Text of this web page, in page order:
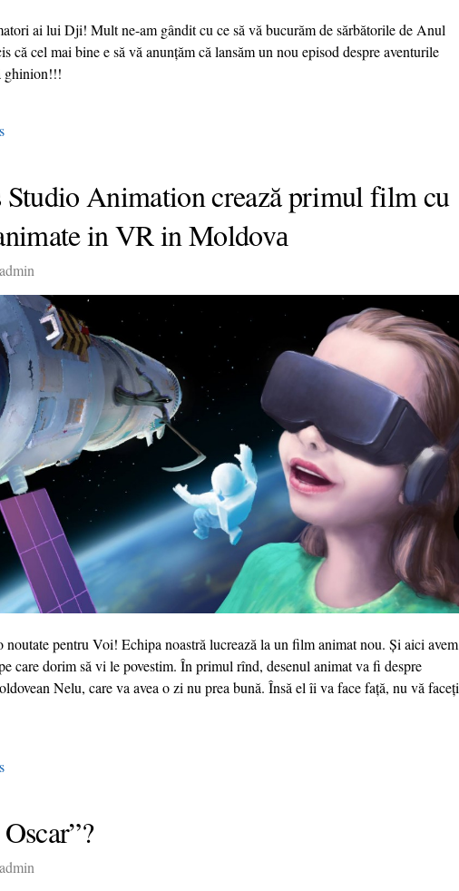
ai lui Dji! Mult ne-am gândit cu ce să vă bucurăm de sărbătorile de Anul
că cel mai bine e să vă anunțăm că lansăm un nou episod despre aventurile
ghinion!!!
Studio Animation crează primul film cu
in VR in Moldovа
admin
noutate pentru Voi! Echipa noastră lucrează la un film animat nou. Și aici avem
care dorim să vi le povestim. În primul rînd, desenul animat va fi despre
Nelu, care va avea o zi nu prea bună. Însă el îi va face față, nu vă faceți
admin